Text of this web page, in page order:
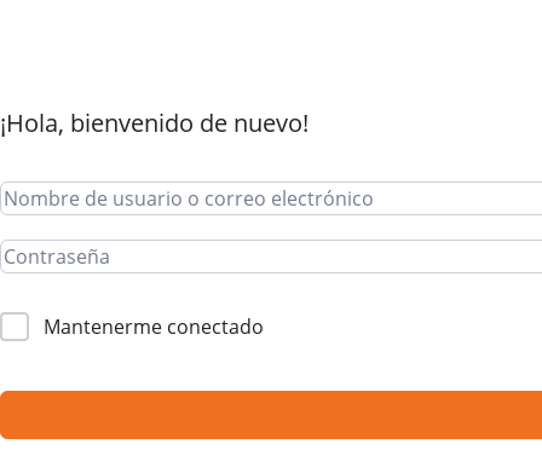
¡Hola, bienvenido de nuevo!
Mantenerme conectado